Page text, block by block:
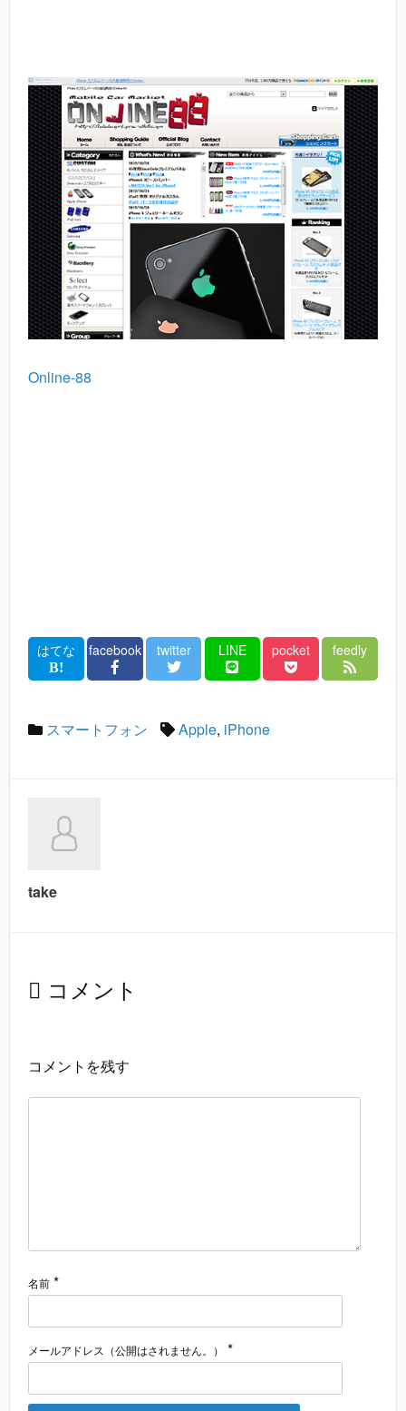
Online-88
はてな facebook twitter LINE pocket feedly
スマートフォン Apple, iPhone
take
コメント
コメントを残す
名前 *
メールアドレス（公開はされません。） *